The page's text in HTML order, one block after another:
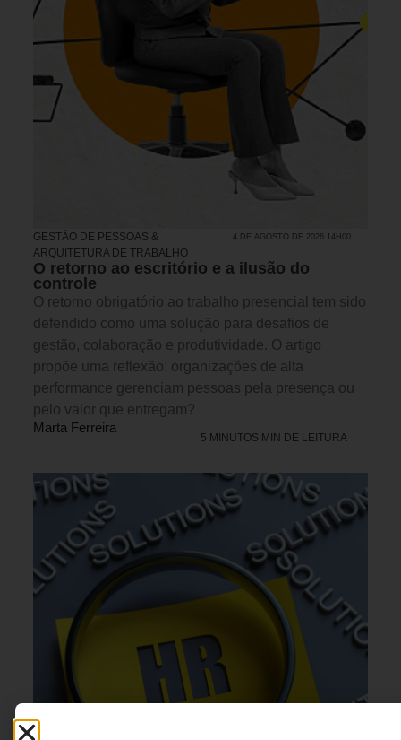
GESTÃO DE PESSOAS &
ARQUITETURA DE TRABALHO
4 DE AGOSTO DE 2026 14H00
O retorno ao escritório e a ilusão do
controle
O retorno obrigatório ao trabalho presencial tem sido
defendido como uma solução para desafios de
gestão, colaboração e produtividade. O artigo
propõe uma reflexão: organizações de alta
performance gerenciam pessoas pela presença ou
pelo valor que entregam?
Marta Ferreira
5 MINUTOS MIN DE LEITURA